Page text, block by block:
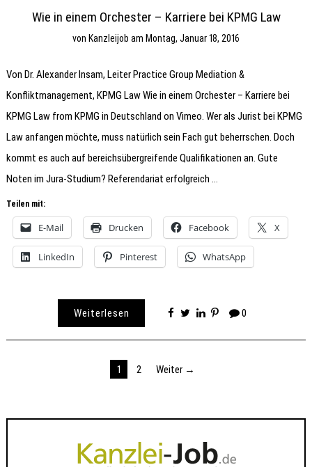
Wie in einem Orchester – Karriere bei KPMG Law
von Kanzleijob am Montag, Januar 18, 2016
Von Dr. Alexander Insam, Leiter Practice Group Mediation &
Konfliktmanagement, KPMG Law Wie in einem Orchester – Karriere bei
KPMG Law from KPMG in Deutschland on Vimeo. Wer als Jurist bei KPMG
Law anfangen möchte, muss natürlich sein Fach gut beherrschen. Doch
kommt es auch auf bereichsübergreifende Qualifikationen an. Gute
Noten im Jura-Studium? Referendariat erfolgreich …
Teilen mit:
E-Mail Drucken Facebook X
LinkedIn Pinterest WhatsApp
Weiterlesen 0
Seitennummerierung
Beiträge
1 2 Weiter →